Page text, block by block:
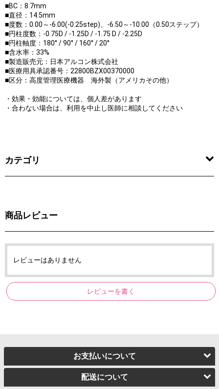
■BC：8.7mm
■直径：14.5mm
■度数：0.00～-6.00(-0.25step)、-6.50～-10.00（0.50ステップ）
■円柱度数：-0.75D / -1.25D / -1.75 D / -2.25D
■円柱軸度：180° / 90° / 160° / 20°
■含水率：33%
■製造販売元：日本アルコン株式会社
■医療用具承認番号：22800BZX00370000
■区分：高度管理医療機器 海外製（アメリカその他）
・効果・効能については、個人差があります
・合わない場合は、利用を中止し医師に相談してください
カテゴリ
商品レビュー
レビューはありません
レビューを書く
お支払いについて
配送について